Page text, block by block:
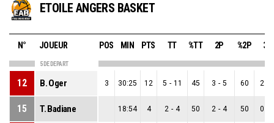
ETOILE ANGERS BASKET
N° JOUEUR POS MIN PTS TT %TT 2P %2P 3P
5 DE DEPART
12 B. Oger 3 30:25 12 5 - 11 45 3 - 5 60 2
15 T. Badiane 18:54 4 2 - 4 50 2 - 4 50 0